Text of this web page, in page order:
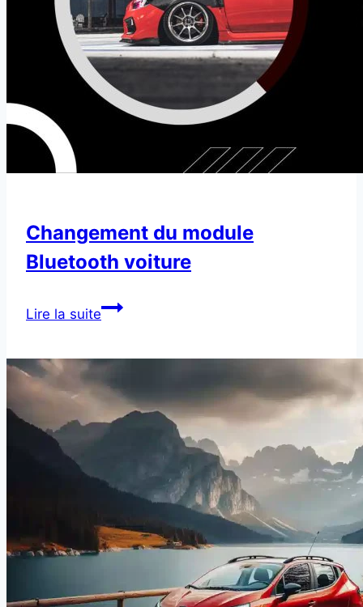
Changement du module
Bluetooth voiture
Lire la suiteChangement
voiture